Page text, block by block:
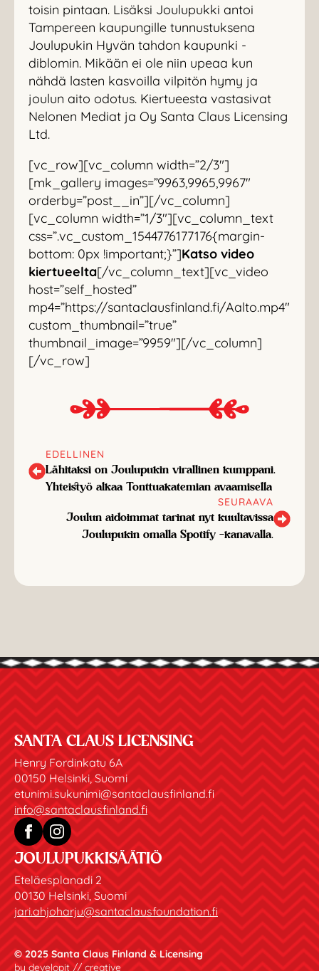
toisin pintaan. Lisäksi Joulupukki antoi
Tampereen kaupungille tunnustuksena
Joulupukin Hyvän tahdon kaupunki -
diblomin. Mikään ei ole niin upeaa kun
nähdä lasten kasvoilla vilpitön hymy ja
joulun aito odotus. Kiertueesta vastasivat
Nelonen Mediat ja Oy Santa Claus Licensing
Ltd.
[vc_row][vc_column width=”2/3″]
[mk_gallery images=”9963,9965,9967″
orderby=”post__in”][/vc_column]
[vc_column width=”1/3″][vc_column_text
css=”.vc_custom_1544776177176{margin-
bottom: 0px !important;}”]Katso video
kiertueelta[/vc_column_text][vc_video
host=”self_hosted”
mp4=”https://santaclausfinland.fi/Aalto.mp4″
custom_thumbnail=”true”
thumbnail_image=”9959″][/vc_column]
[/vc_row]
EDELLINEN
Lähitaksi on Joulupukin virallinen kumppani.
Yhteistyö alkaa Tonttuakatemian avaamisella
SEURAAVA
Joulun aidoimmat tarinat nyt kuultavissa
Joulupukin omalla Spotify -kanavalla.
SANTA CLAUS LICENSING
Henry Fordinkatu 6A
00150 Helsinki, Suomi
etunimi.sukunimi@santaclausfinland.fi
info@santaclausfinland.fi
JOULUPUKKISÄÄTIÖ
Eteläesplanadi 2
00130 Helsinki, Suomi
jari.ahjoharju@santaclausfoundation.fi
© 2025 Santa Claus Finland & Licensing
by developit // creative